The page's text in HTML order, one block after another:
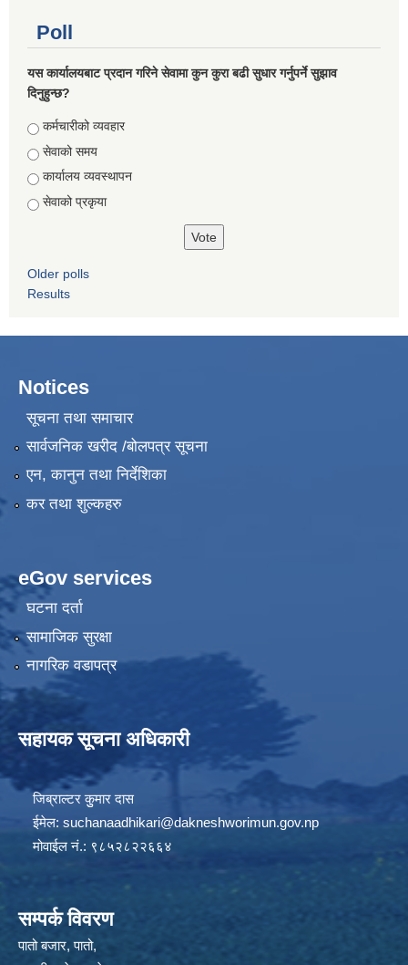
Poll
यस कार्यालयबाट प्रदान गरिने सेवामा कुन कुरा बढी सुधार गर्नुपर्ने सुझाव
दिनुहुन्छ?
Choices
कर्मचारीको व्यवहार
सेवाको समय
कार्यालय व्यवस्थापन
सेवाको प्रकृया
Older polls
Results
Notices
सूचना तथा समाचार
सार्वजनिक खरीद /बोलपत्र सूचना
एन, कानुन तथा निर्देशिका
कर तथा शुल्कहरु
eGov services
घटना दर्ता
सामाजिक सुरक्षा
नागरिक वडापत्र
सहायक सूचना अधिकारी
जिब्राल्टर कुुमार दास
ईमेल: suchanaadhikari@dakneshworimun.gov.np
मोवाईल नं.: ९८५२८२२६६४
सम्पर्क विवरण
पातो बजार, पातो,